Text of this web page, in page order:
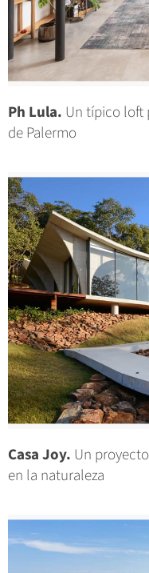
Ph Lula. Un típico loft
de Palermo
Casa Joy. Un
en la naturaleza